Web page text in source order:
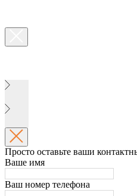
Просто оставьте ваши
Ваше имя
Ваш номер телефона